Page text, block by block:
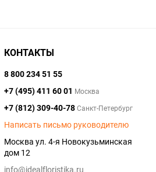
КОНТАКТЫ
8 800 234 51 55
+7 (495) 411 60 01 Москва
+7 (812) 309-40-78Санкт-Петербург
Написать письмо руководителю
Москва ул. 4-я Новокузьминская
дом 12
info@idealfloristika.ru